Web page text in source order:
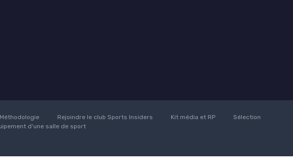
Méthodologie Rejoindre le club Sports Insiders Kit média et RP
Sélection
d'une salle de sport